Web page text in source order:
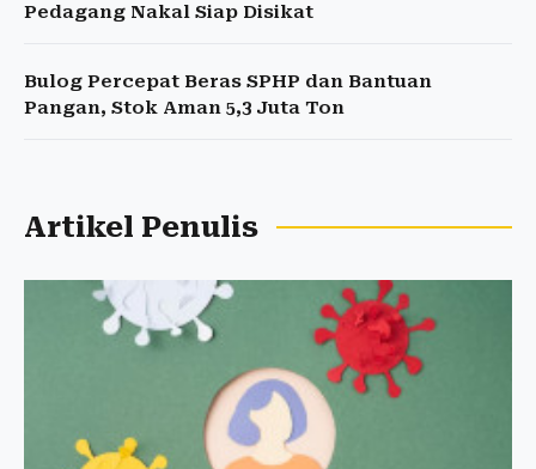
Pedagang Nakal Siap Disikat
Bulog Percepat Beras SPHP dan Bantuan
Pangan, Stok Aman 5,3 Juta Ton
Artikel Penulis